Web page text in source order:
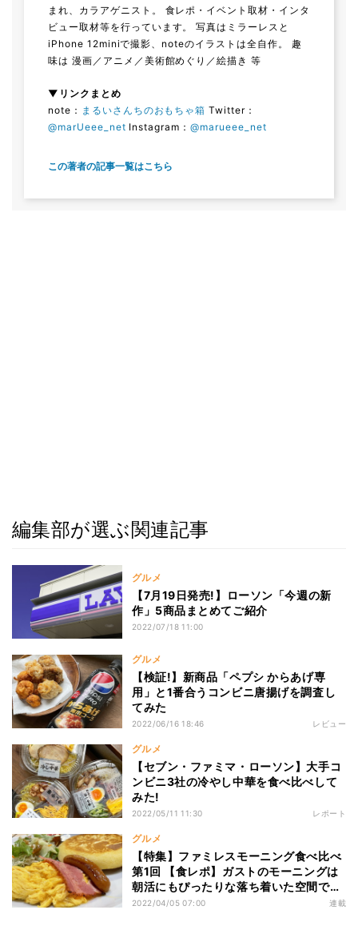
まれ、カラアゲニスト。 食レポ・イベント取材・インタ
ビュー取材等を行っています。 写真はミラーレスと
iPhone 12miniで撮影、noteのイラストは全自作。 趣
味は 漫画／アニメ／美術館めぐり／絵描き 等
▼リンクまとめ
note： まるいさんちのおもちゃ箱 Twitter：
@marUeee_net Instagram：@marueee_net
この著者の記事一覧はこちら
編集部が選ぶ関連記事
グルメ
【7月19日発売!】ローソン「今週の新
作」5商品まとめてご紹介
2022/07/18 11:00
グルメ
【検証!】新商品「ペプシ からあげ専
用」と1番合うコンビニ唐揚げを調査し
てみた
2022/06/16 18:46 レビュー
グルメ
【セブン・ファミマ・ローソン】大手コ
ンビニ3社の冷やし中華を食べ比べして
みた!
2022/05/11 11:30 レポート
グルメ
【特集】ファミレスモーニング食べ比べ
第1回 【食レポ】ガストのモーニングは
朝活にもぴったりな落ち着いた空間でし
た
2022/04/05 07:00 連載